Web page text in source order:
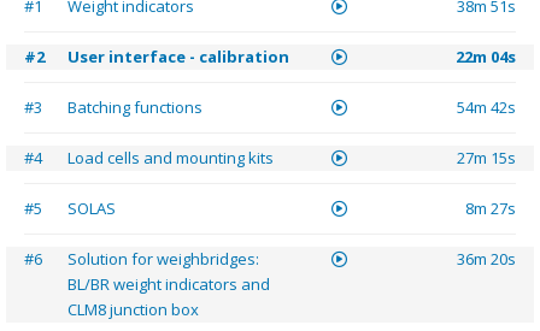
#1 Weight indicators 38m 51s
#2 User interface - calibration 22m 04s
#3 Batching functions 54m 42s
#4 Load cells and mounting kits 27m 15s
#5 SOLAS 8m 27s
#6
Solution for weighbridges:
BL/BR weight indicators and
CLM8 junction box
36m 20s